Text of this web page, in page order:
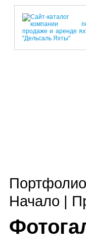
Начало |